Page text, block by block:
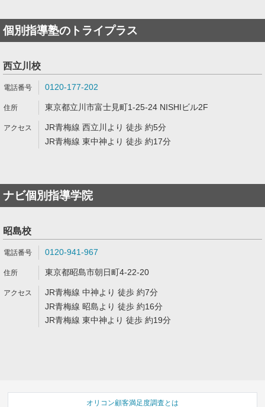
個別指導塾のトライプラス
西立川校
0120-177-202
東京都立川市富士見町1-25-24 NISHIビル2F
JR青梅線 西立川より 徒歩 約5分
JR青梅線 東中神より 徒歩 約17分
ナビ個別指導学院
昭島校
0120-941-967
東京都昭島市朝日町4-22-20
JR青梅線 中神より 徒歩 約7分
JR青梅線 昭島より 徒歩 約16分
JR青梅線 東中神より 徒歩 約19分
オリコン顧客満足度調査とは